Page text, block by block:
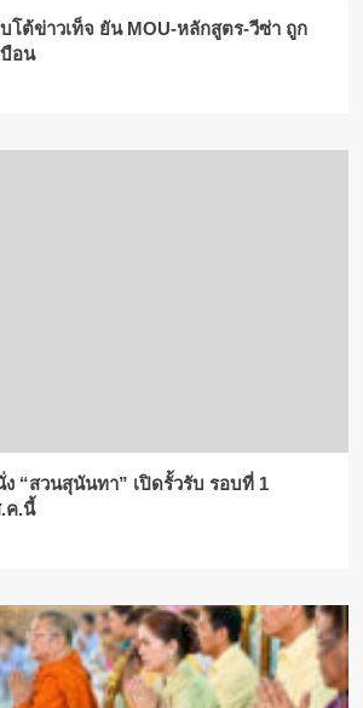
โต้ข่าวเท็จ ยัน MOU-หลักสูตร-วีซ่า ถูก
อน
“สวนสุนันทา” เปิดรั้วรับ รอบที่ 1
ค.นี้